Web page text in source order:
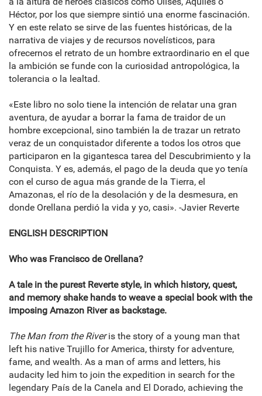
Héctor, por los que siempre sintió una enorme fascinación.
Y en este relato se sirve de las fuentes históricas, de la
narrativa de viajes y de recursos novelísticos, para
ofrecernos el retrato de un hombre extraordinario en el que
la ambición se funde con la curiosidad antropológica, la
tolerancia o la lealtad.
«Este libro no solo tiene la intención de relatar una gran
aventura, de ayudar a borrar la fama de traidor de un
hombre excepcional, sino también la de trazar un retrato
veraz de un conquistador diferente a todos los otros que
participaron en la gigantesca tarea del Descubrimiento y la
Conquista. Y es, además, el pago de la deuda que yo tenía
con el curso de agua más grande de la Tierra, el
Amazonas, el río de la desolación y de la desmesura, en
donde Orellana perdió la vida y yo, casi». -Javier Reverte
ENGLISH DESCRIPTION
Who was Francisco de Orellana?
A tale in the purest Reverte style, in which history, quest,
and memory shake hands to weave a special book with the
imposing Amazon River as backstage.
The Man from the Riveris the story of a young man that
left his native Trujillo for America, thirsty for adventure,
fame, and wealth. As a man of arms and letters, his
audacity led him to join the expedition in search for the
legendary País de la Canela and El Dorado, achieving the